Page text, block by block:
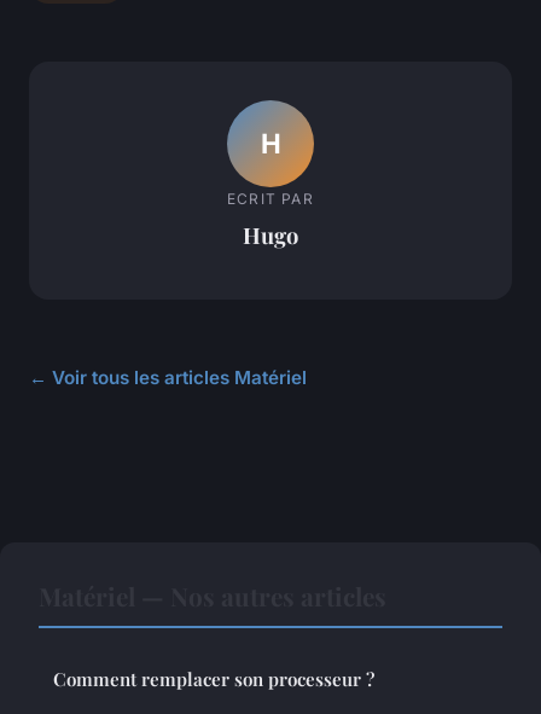
H
ECRIT PAR
Hugo
← Voir tous les articles Matériel
Comment remplacer son processeur ?